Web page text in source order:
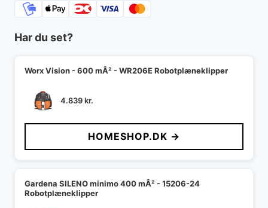
Har du set?
Worx Vision - 600 mÂ² - WR206E Robotplæneklipper
4.839kr.
HOMESHOP.DK →
Gardena SILENO minimo 400 mÂ² - 15206-24
Robotplæneklipper